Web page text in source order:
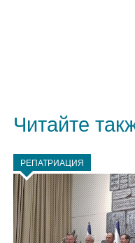
Читайте
РЕПАТРИАЦИЯ